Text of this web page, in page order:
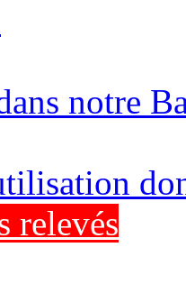
notre
relevés